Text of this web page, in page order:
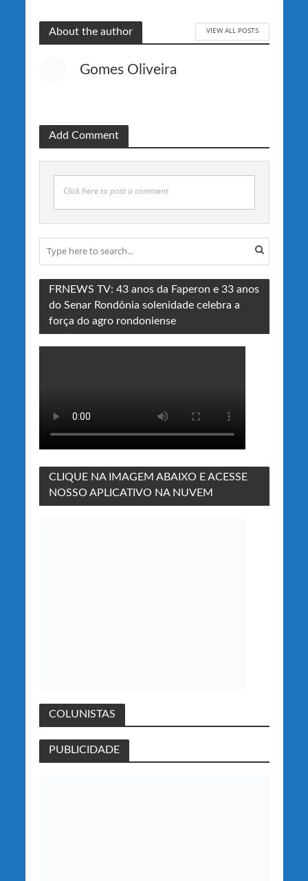
About the author VIEW ALL POSTS
Gomes Oliveira
Add Comment
Click here to post a comment
FRNEWS TV: 43 anos da Faperon e 33 anos
do Senar Rondônia solenidade celebra a
força do agro rondoniense
CLIQUE NA IMAGEM ABAIXO E ACESSE
NOSSO APLICATIVO NA NUVEM
COLUNISTAS
PUBLICIDADE